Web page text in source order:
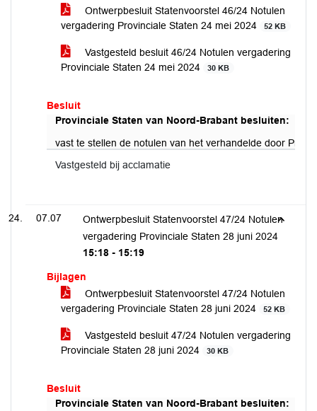
Ontwerpbesluit Statenvoorstel 46/24 Notulen
vergadering Provinciale Staten 24 mei 2024
52 KB
Vastgesteld besluit 46/24 Notulen vergadering
Provinciale Staten 24 mei 2024
30 KB
Besluit
Provinciale Staten van Noord-Brabant besluiten:
vast te stellen de notulen van het verhandelde door
Vastgesteld bij acclamatie
07.07
Ontwerpbesluit Statenvoorstel 47/24 Notulen
vergadering Provinciale Staten 28 juni 2024
15:18 - 15:19
Bijlagen
Ontwerpbesluit Statenvoorstel 47/24 Notulen
vergadering Provinciale Staten 28 juni 2024
52 KB
Vastgesteld besluit 47/24 Notulen vergadering
Provinciale Staten 28 juni 2024
30 KB
Besluit
Provinciale Staten van Noord-Brabant besluiten: